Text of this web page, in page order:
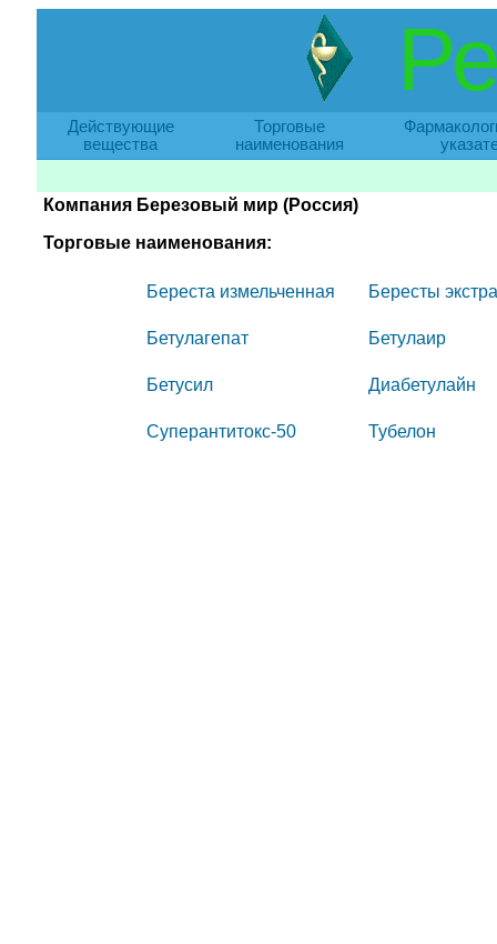
Действующие
вещества
Торговые
наименования
Компания Березовый мир (Россия)
Торговые наименования:
Береста измельченная Бересты
Бетулагепат Бетулаир
Бетусил Диабетулайн
Суперантитокс-50 Тубелон